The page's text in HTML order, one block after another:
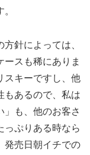
針によっては、
スも稀にありま
スキーですし、他
もあるので、私は
」も、他のお客さ
っぷりある時なら
発売日朝イチでの